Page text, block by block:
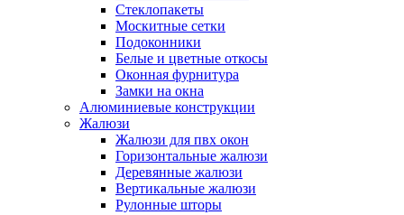
Стеклопакеты
Москитные сетки
Подоконники
Белые и цветные откосы
Оконная фурнитура
Замки на окна
Алюминиевые конструкции
Жалюзи
Жалюзи для пвх окон
Горизонтальные жалюзи
Деревянные жалюзи
Вертикальные жалюзи
Рулонные шторы